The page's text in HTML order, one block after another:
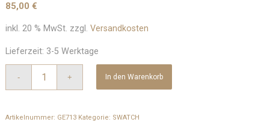
85,00€
inkl. 20 % MwSt. zzgl.Versandkosten
Lieferzeit: 3-5 Werktage
In den Warenkorb
Artikelnummer: GE713 Kategorie: SWATCH